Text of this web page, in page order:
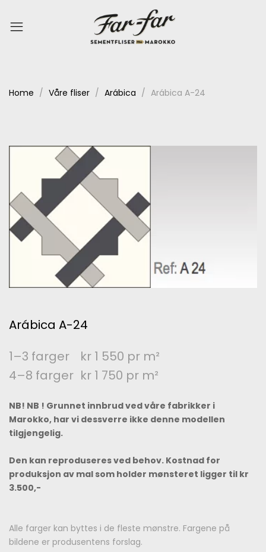
Home Våre fliser Arábica Arábica A-24
Arábica A-24
1–3 farger
kr 1 550 pr m²
4–8 farger kr 1 750 pr m²
NB! NB ! Grunnet innbrud ved våre fabrikker i
Marokko, har vi dessverre ikke denne modellen
tilgjengelig.
Den kan reproduseres ved behov. Kostnad for
produksjon av mal som holder mønsteret ligger til kr
3.500,-
Alle farger kan byttes i de fleste mønstre. Fargene på
bildene er produsentens forslag.